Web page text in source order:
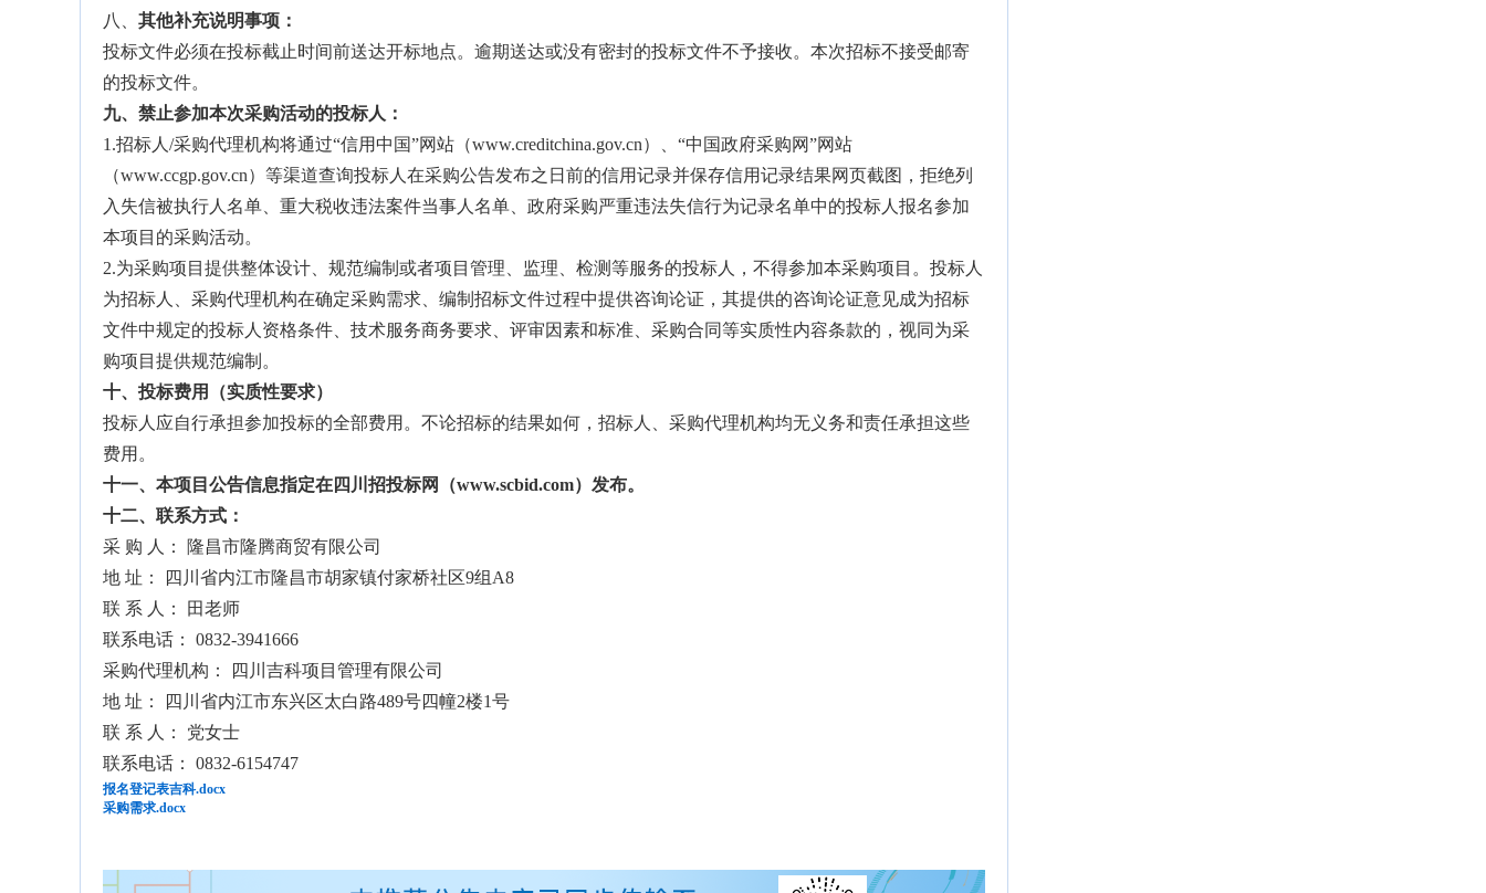
八、 其他补充说明事项：
投标文件必须在投标截止时间前送达开标地点。逾期送达或没有密封的投标文件不予接收。本次招标不接受邮寄
的投标文件。
九、 禁止参加本次采购活动的投标人 ：
1.招标人/采购代理机构将通过“信用中国”网站（www.creditchina.gov.cn）、“中国政府采购网”网站
（www.ccgp.gov.cn）等渠道查询投标人在采购公告发布之日前的信用记录并保存信用记录结果网页截图，拒绝列
入失信被执行人名单、重大税收违法案件当事人名单、政府采购严重违法失信行为记录名单中的投标人报名参加
本项目的采购活动。
2.为采购项目提供整体设计、规范编制或者项目管理、监理、检测等服务的投标人，不得参加本采购项目。投标人
为招标人、采购代理机构在确定采购需求、编制招标文件过程中提供咨询论证，其提供的咨询论证意见成为招标
文件中规定的投标人资格条件、技术服务商务要求、评审因素和标准、采购合同等实质性内容条款的，视同为采
购项目提供规范编制。
十、 投标费用
（实质性要求）
投标人应自行承担参加投标的全部费用。不论招标的结果如何，招标人、采购代理机构均无义务和责任承担这些
费用。
十一、 本项目公告信息指定在四川招投标网（www.scbid.com） 发布。
十二、联系方式 ：
采 购 人： 隆昌市隆腾商贸有限公司
地 址： 四川省内江市隆昌市胡家镇付家桥社区9组A8
联 系 人： 田老师
联系电话： 0832-3941666
采购代理机构： 四川吉科项目管理有限公司
地 址： 四川省内江市东兴区太白路489号四幢2楼1号
联 系 人： 党女士
联系电话： 0832-6154747
报名登记表吉科.docx
采购需求.docx